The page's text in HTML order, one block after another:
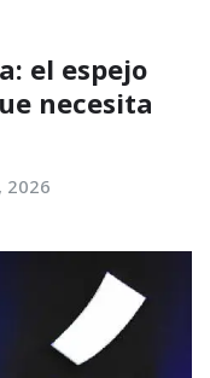
el espejo
necesita
2026